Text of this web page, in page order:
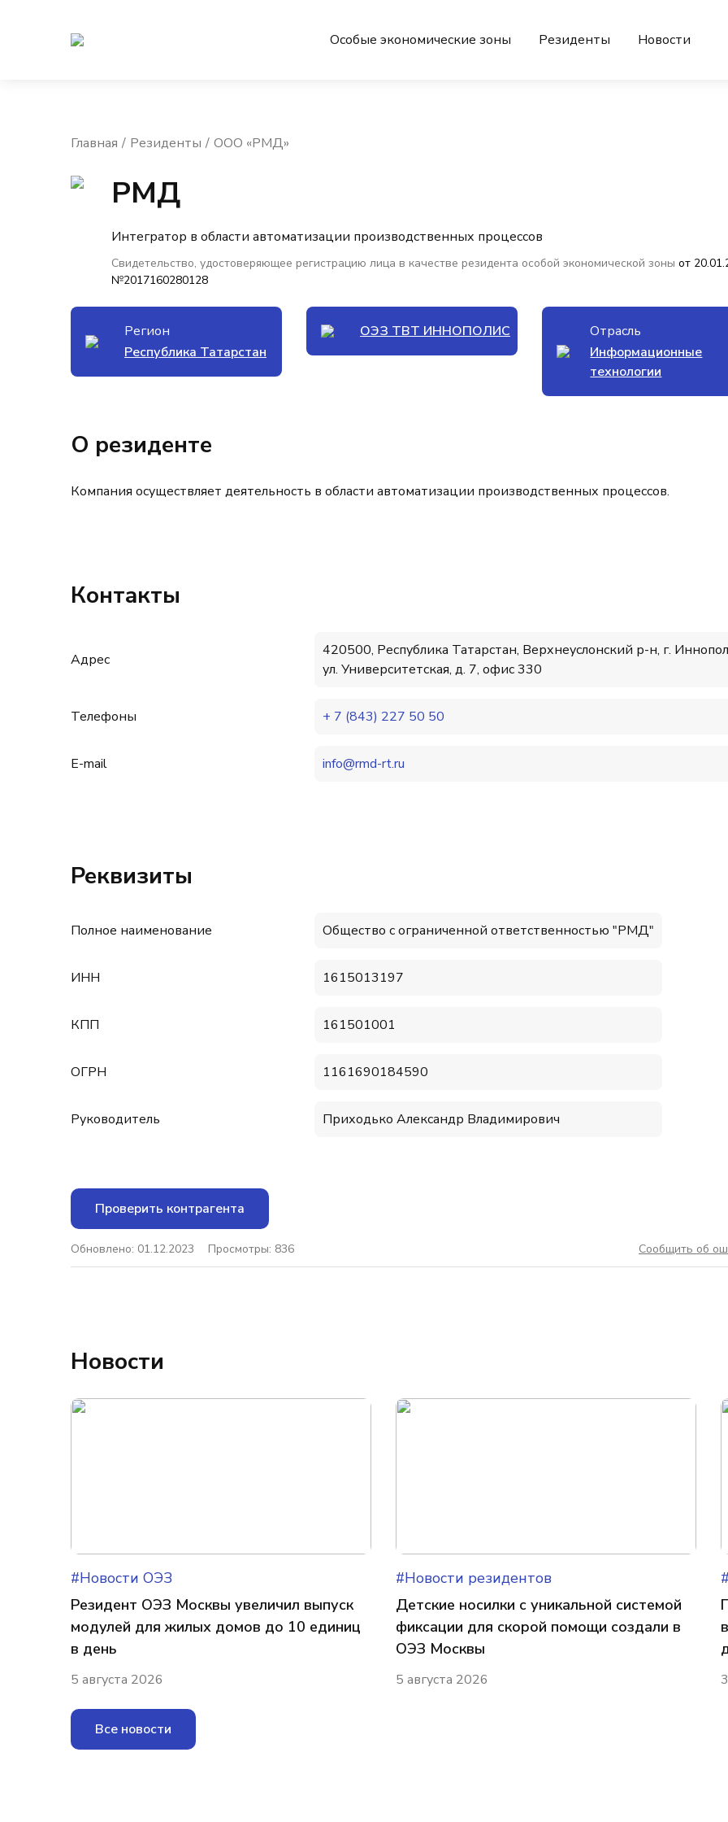
Особые экономические зоны Резиденты Новости
Главная Резиденты ООО «РМД»
РМД
Интегратор в области автоматизации производственных процессов
Свидетельство, удостоверяющее регистрацию лица в качестве резидента особой экономической зоны от
№2017160280128
Регион
Республика Татарстан
ОЭЗ ТВТ ИННОПОЛИС
Отрасль
Информационные
технологии
О резиденте
Компания осуществляет деятельность в области автоматизации производственных процессов.
Контакты
Адрес
420500, Республика Татарстан, Верхнеуслонский р-н, г.
ул. Университетская, д. 7, офис 330
Телефоны + 7 (843) 227 50 50
E-mail info@rmd-rt.ru
Реквизиты
Полное наименование Общество с ограниченной ответственностью "РМД"
ИНН 1615013197
КПП 161501001
ОГРН 1161690184590
Руководитель Приходько Александр Владимирович
Проверить контрагента
Обновлено: 01.12.2023 Просмотры: 836 Сообщить об
Новости
#Новости ОЭЗ
Резидент ОЭЗ Москвы увеличил выпуск
модулей для жилых домов до 10 единиц
в день
5 августа 2026
#Новости резидентов
Детские носилки с уникальной системой
фиксации для скорой помощи создали в
ОЭЗ Москвы
5 августа 2026
Все новости